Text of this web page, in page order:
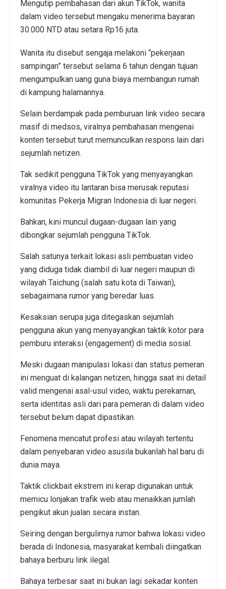
Mengutip pembahasan dari akun TikTok, wanita
dalam video tersebut mengaku menerima bayaran
30.000 NTD atau setara Rp16 juta.
Wanita itu disebut sengaja melakoni “pekerjaan
sampingan” tersebut selama 6 tahun dengan tujuan
mengumpulkan uang guna biaya membangun rumah
di kampung halamannya.
Selain berdampak pada pemburuan link video secara
masif di medsos, viralnya pembahasan mengenai
konten tersebut turut memunculkan respons lain dari
sejumlah netizen.
Tak sedikit pengguna TikTok yang menyayangkan
viralnya video itu lantaran bisa merusak reputasi
komunitas Pekerja Migran Indonesia di luar negeri.
Bahkan, kini muncul dugaan-dugaan lain yang
dibongkar sejumlah pengguna TikTok.
Salah satunya terkait lokasi asli pembuatan video
yang diduga tidak diambil di luar negeri maupun di
wilayah Taichung (salah satu kota di Taiwan),
sebagaimana rumor yang beredar luas.
Kesaksian serupa juga ditegaskan sejumlah
pengguna akun yang menyayangkan taktik kotor para
pemburu interaksi (engagement) di media sosial.
Meski dugaan manipulasi lokasi dan status pemeran
ini menguat di kalangan netizen, hingga saat ini detail
valid mengenai asal-usul video, waktu perekaman,
serta identitas asli dari para pemeran di dalam video
tersebut belum dapat dipastikan.
Fenomena mencatut profesi atau wilayah tertentu
dalam penyebaran video asusila bukanlah hal baru di
dunia maya.
Taktik clickbait ekstrem ini kerap digunakan untuk
memicu lonjakan trafik web atau menaikkan jumlah
pengikut akun jualan secara instan.
Seiring dengan bergulirnya rumor bahwa lokasi video
berada di Indonesia, masyarakat kembali diingatkan
bahaya berburu link ilegal.
Bahaya terbesar saat ini bukan lagi sekadar konten